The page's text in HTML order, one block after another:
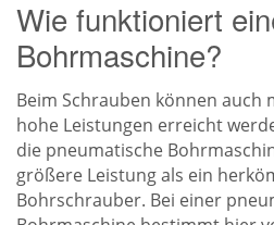
Wie funktioniert
Bohrmaschine?
Beim Schrauben können auch
hohe Leistungen erreicht
die pneumatische
größere Leistung als ein
Bohrschrauber. Bei einer